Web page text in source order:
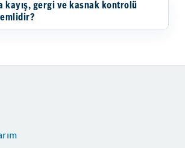
kayış, gergi ve kasnak kontrolü